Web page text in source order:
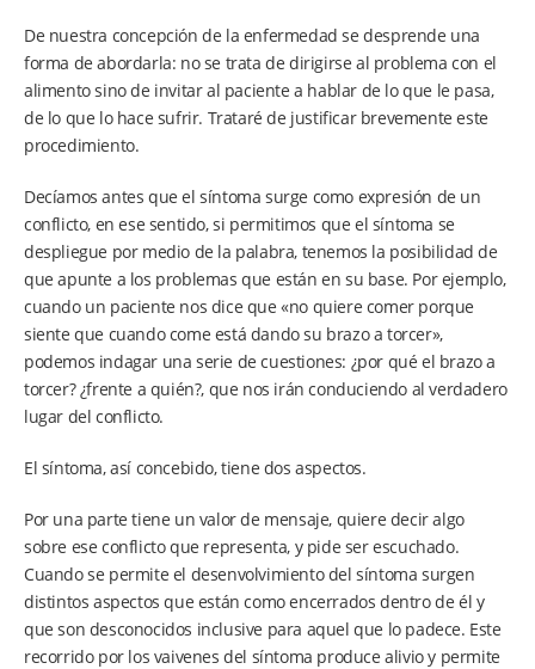
De nuestra concepción de la enfermedad se desprende una
forma de abordarla: no se trata de dirigirse al problema con el
alimento sino de invitar al paciente a hablar de lo que le pasa,
de lo que lo hace sufrir. Trataré de justificar brevemente este
procedimiento.
Decíamos antes que el síntoma surge como expresión de un
conflicto, en ese sentido, si permitimos que el síntoma se
despliegue por medio de la palabra, tenemos la posibilidad de
que apunte a los problemas que están en su base. Por ejemplo,
cuando un paciente nos dice que «no quiere comer porque
siente que cuando come está dando su brazo a torcer»,
podemos indagar una serie de cuestiones: ¿por qué el brazo a
torcer? ¿frente a quién?, que nos irán conduciendo al verdadero
lugar del conflicto.
El síntoma, así concebido, tiene dos aspectos.
Por una parte tiene un valor de mensaje, quiere decir algo
sobre ese conflicto que representa, y pide ser escuchado.
Cuando se permite el desenvolvimiento del síntoma surgen
distintos aspectos que están como encerrados dentro de él y
que son desconocidos inclusive para aquel que lo padece. Este
recorrido por los vaivenes del síntoma produce alivio y permite